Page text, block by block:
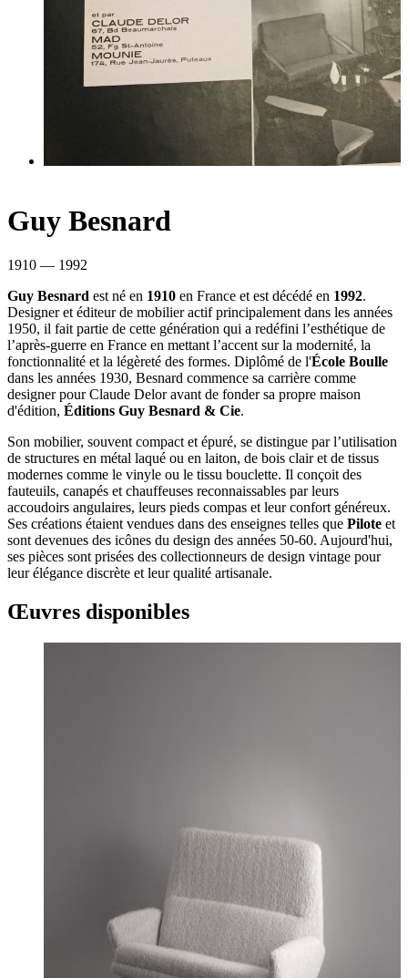
Guy Besnard
1910 — 1992
Guy Besnard est né en 1910 en France et est décédé en 1992.
Designer et éditeur de mobilier actif principalement dans les années
1950, il fait partie de cette génération qui a redéfini l’esthétique de
l’après-guerre en France en mettant l’accent sur la modernité, la
fonctionnalité et la légèreté des formes. Diplômé de l'École Boulle
dans les années 1930, Besnard commence sa carrière comme
designer pour Claude Delor avant de fonder sa propre maison
d'édition, Éditions Guy Besnard & Cie.
Son mobilier, souvent compact et épuré, se distingue par l’utilisation
de structures en métal laqué ou en laiton, de bois clair et de tissus
modernes comme le vinyle ou le tissu bouclette. Il conçoit des
fauteuils, canapés et chauffeuses reconnaissables par leurs
accoudoirs angulaires, leurs pieds compas et leur confort généreux.
Ses créations étaient vendues dans des enseignes telles que Pilote et
sont devenues des icônes du design des années 50-60. Aujourd'hui,
ses pièces sont prisées des collectionneurs de design vintage pour
leur élégance discrète et leur qualité artisanale.
Œuvres disponibles